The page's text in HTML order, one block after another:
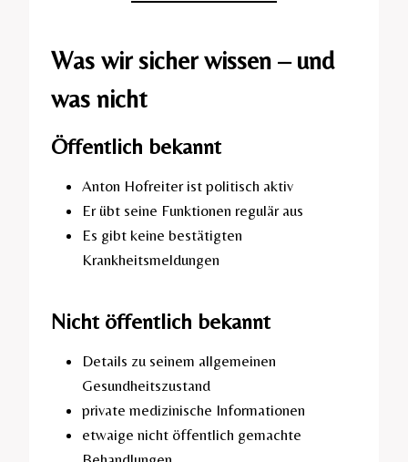
Was wir sicher wissen – und
was nicht
Öffentlich bekannt
Anton Hofreiter ist politisch aktiv
Er übt seine Funktionen regulär aus
Es gibt keine bestätigten
Krankheitsmeldungen
Nicht öffentlich bekannt
Details zu seinem allgemeinen
Gesundheitszustand
private medizinische Informationen
etwaige nicht öffentlich gemachte